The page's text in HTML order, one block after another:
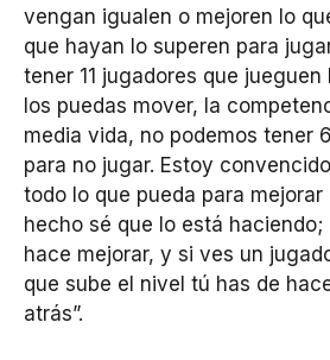
vengan igualen o mejoren lo
que hayan lo superen para
tener 11 jugadores que
los puedas mover, la
media vida, no podemos tener
para no jugar. Estoy
todo lo que pueda para mejorar
hecho sé que lo está
hace mejorar, y si ves un
que sube el nivel tú has de
atrás”.